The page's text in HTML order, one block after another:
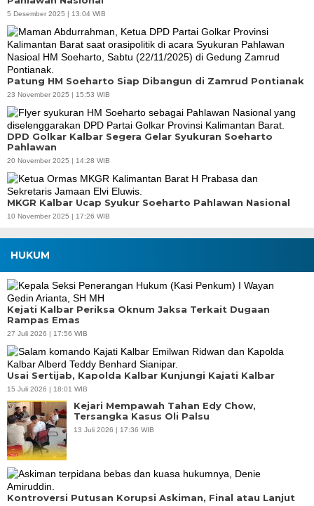
5 Desember 2025 | 13:04 WIB
Patung HM Soeharto Siap Dibangun di Zamrud Pontianak
23 November 2025 | 15:53 WIB
DPD Golkar Kalbar Segera Gelar Syukuran Soeharto
Pahlawan
20 November 2025 | 14:28 WIB
MKGR Kalbar Ucap Syukur Soeharto Pahlawan Nasional
10 November 2025 | 17:26 WIB
HUKUM
Kejati Kalbar Periksa Oknum Jaksa Terkait Dugaan
Rampas Emas
27 Juli 2026 | 17:56 WIB
Usai Sertijab, Kapolda Kalbar Kunjungi Kajati Kalbar
15 Juli 2026 | 18:01 WIB
Kejari Mempawah Tahan Edy Chow,
Tersangka Kasus Oli Palsu
13 Juli 2026 | 17:36 WIB
Kontroversi Putusan Korupsi Askiman, Final atau Lanjut